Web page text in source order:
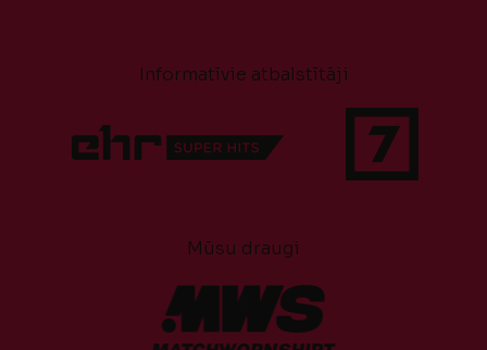
Informatīvie atbalstītāji
Mūsu draugi